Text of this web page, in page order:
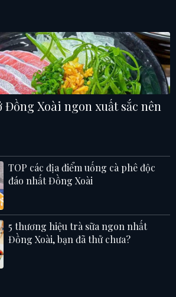
Đồng Xoài ngon xuất sắc nên
TOP các địa điểm uống cà phê độc
đáo nhất Đồng Xoài
5 thương hiệu trà sữa ngon nhất
Đồng Xoài, bạn đã thử chưa?